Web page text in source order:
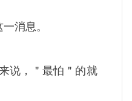
一消息。
说，＂最怕＂的就